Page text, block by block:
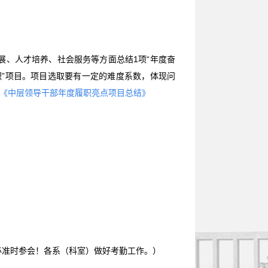
人才培养、社会服务等方面总结1项“年度奋
项目。项目选取要有一定的难度系数，体现问
中层领导干部年度履职亮点项目总结》
时参会！各系（科室）做好考勤工作。）